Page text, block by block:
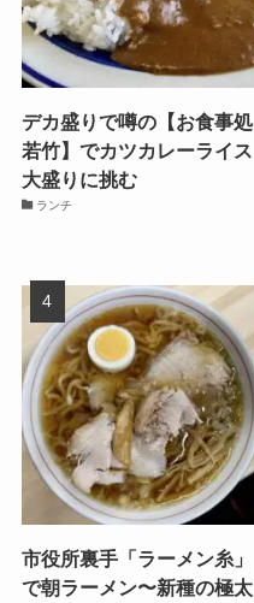
デカ盛りで噂の【お食事処
若竹】でカツカレーライス
大盛りに挑む
ランチ
市役所裏手「ラーメン糸」
で朝ラーメン〜新種の極太